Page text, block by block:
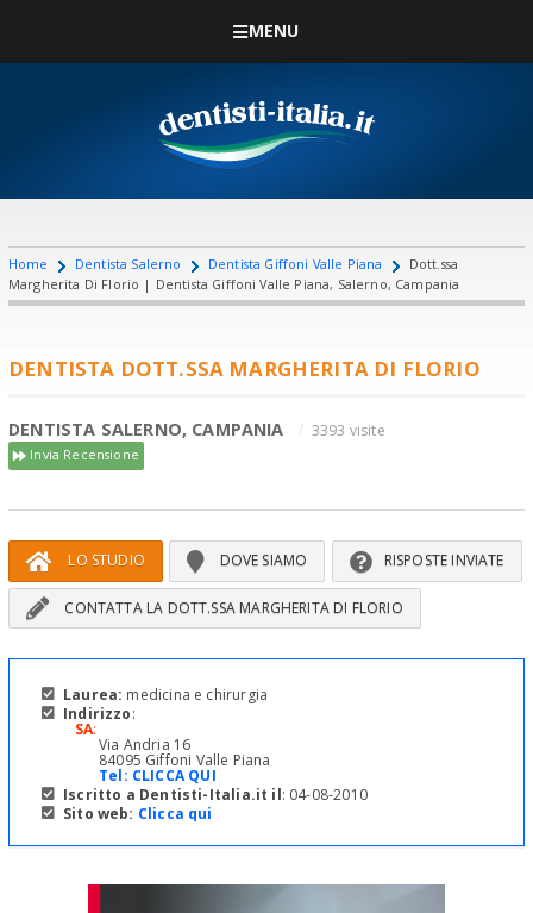
MENU
Home Dentista Salerno Dentista Giffoni Valle Piana
Dott.ssa
Margherita Di Florio | Dentista Giffoni Valle Piana, Salerno, Campania
DENTISTA DOTT.SSA MARGHERITA DI FLORIO
DENTISTA SALERNO, CAMPANIA 3393 visite
Invia Recensione
LO STUDIO DOVE SIAMO RISPOSTE INVIATE
CONTATTA LA DOTT.SSA MARGHERITA DI FLORIO
Laurea: medicina e chirurgia
Indirizzo:
SA:
Via Andria 16
84095 Giffoni Valle Piana
Tel: CLICCA QUI
Iscritto a Dentisti-Italia.it il: 04-08-2010
Sito web: Clicca qui